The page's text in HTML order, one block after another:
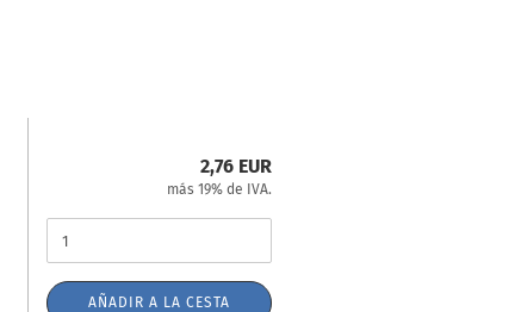
2,76 EUR
más 19% de IVA.
AÑADIR A LA CESTA